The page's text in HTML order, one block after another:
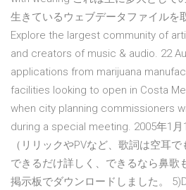
生きているウェブデータファイルを
Explore the largest community of
and creators of music & audio. 22
applications from marijuana
facilities looking to open in Costa
when city planning commissioners
during a special meeting. 2005年1
（リリックやPVなど、歌詞は空耳
できるだけ詳しく、できるなら鼻歌
掲示板でダウンロードしました。